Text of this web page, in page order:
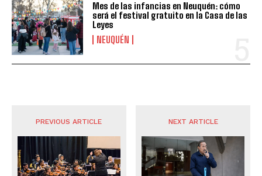
Mes de las infancias en Neuquén: cómo
será el festival gratuito en la Casa de las
Leyes
NEUQUÉN
PREVIOUS ARTICLE NEXT ARTICLE